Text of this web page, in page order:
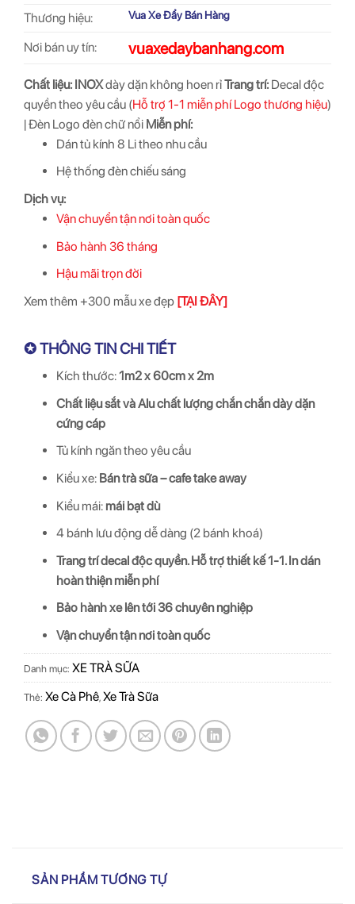
Thương hiệu:
Vua Xe Đẩy Bán Hàng
Nơi bán uy tín: vuaxedaybanhang.com
Chất liệu: INOXdày dặn không hoen rỉTrang trí: Decal độc
quyền theo yêu cầu (Hỗ trợ 1-1 miễn phí Logo thương hiệu)
| Đèn Logo đèn chữ nổi Miễn phí:
Dán tủ kính 8 Li theo nhu cầu
Hệ thống đèn chiếu sáng
Dịch vụ:
Vận chuyển tận nơi toàn quốc
Bảo hành 36 tháng
Hậu mãi trọn đời
Xem thêm +300 mẫu xe đẹp [TẠI ĐÂY]
✪ THÔNG TIN CHI TIẾT
Kích thước:1m2 x 60cm x 2m
Chất liệu sắt và Alu chất lượng chắn chắn dày dặn
cứng cáp
Tủ kính ngăn theo yêu cầu
Kiểu xe: Bán trà sữa – cafe take away
Kiểu mái: mái bạt dù
4 bánh lưu động dễ dàng (2 bánh khoá)
Trang trí decal độc quyền. Hỗ trợ thiết kế 1-1. In dán
hoàn thiện miễn phí
Bảo hành xe lên tới 36 chuyên nghiệp
Vận chuyển tận nơi toàn quốc
Danh mục: XE TRÀ SỮA
Thẻ: Xe Cà Phê, Xe Trà Sữa
SẢN PHẨM TƯƠNG TỰ